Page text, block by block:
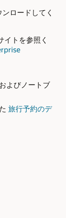
ロードしてく
トを参照く
よびノートブ
旅行予約のデ